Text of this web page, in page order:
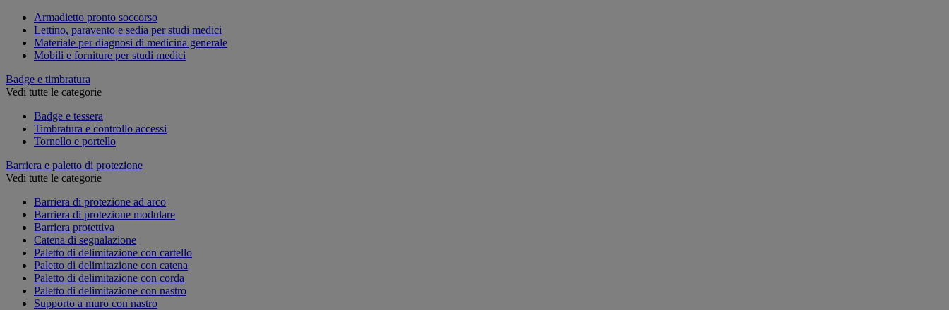
Armadietto pronto soccorso
Lettino, paravento e sedia per studi medici
Materiale per diagnosi di medicina generale
Mobili e forniture per studi medici
Badge e timbratura
Vedi tutte le categorie
Badge e tessera
Timbratura e controllo accessi
Tornello e portello
Barriera e paletto di protezione
Vedi tutte le categorie
Barriera di protezione ad arco
Barriera di protezione modulare
Barriera protettiva
Catena di segnalazione
Paletto di delimitazione con cartello
Paletto di delimitazione con catena
Paletto di delimitazione con corda
Paletto di delimitazione con nastro
Supporto a muro con nastro